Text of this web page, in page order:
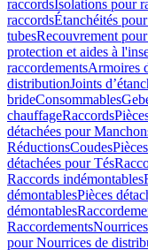
raccordsIsolations pour
raccordsÉtanchéités
tubesRecouvrement
protection et aides à
raccordementsArmoires
distributionJoints
brideConsommables
chauffageRaccords
détachées pour
RéductionsCoudes
détachées pour Tés
Raccords indémontables
démontablesPièces
démontables
Raccordements
pour Nourrices de